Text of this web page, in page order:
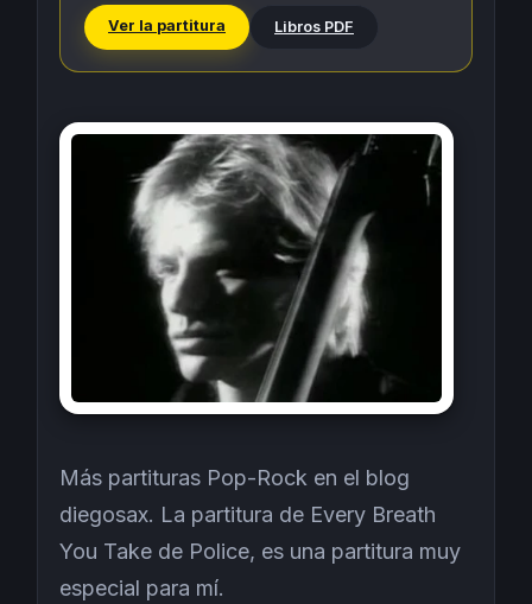
Ver la partitura
Libros PDF
Más partituras Pop-Rock en el blog
diegosax. La partitura de Every Breath
You Take de Police, es una partitura muy
especial para mí.